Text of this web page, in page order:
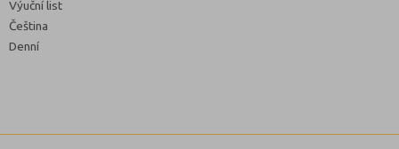
Výuční list
Čeština
Denní